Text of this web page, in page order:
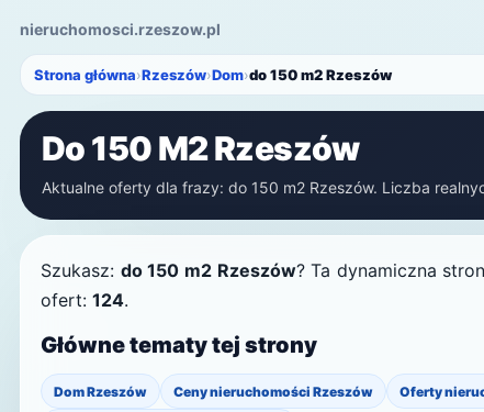
nieruchomosci.rzeszow.pl
Strona główna›Rzeszów›Dom›do 150 m2 Rzeszów
Do 150 M2 Rzeszów
Aktualne oferty dla frazy: do 150 m2 Rzeszów. Liczba
Szukasz: do 150 m2 Rzeszów? Ta dynamiczna
ofert: 124.
Główne tematy tej strony
Dom Rzeszów Ceny nieruchomości Rzeszów Oferty